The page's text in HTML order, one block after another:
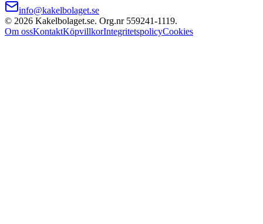
info@kakelbolaget.se
© 2026 Kakelbolaget.se. Org.nr 559241‑1119.
Om ossKontaktKöpvillkorIntegritetspolicyCookies